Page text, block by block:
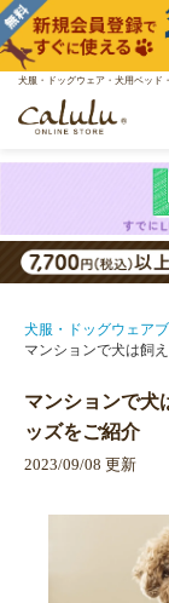
犬服・ドッグウェア・犬用ベッド
犬服・ドッグウェアブ
マンションで犬は飼
マンションで犬
ッズをご紹介
2023/09/08 更新